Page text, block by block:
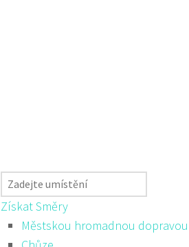
Získat Směry
Městskou hromadnou dopravou